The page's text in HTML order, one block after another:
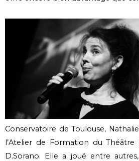
Conservatoire de Toulouse,
l’Atelier de Formation du Théâtre
D.Sorano. Elle a joué entre